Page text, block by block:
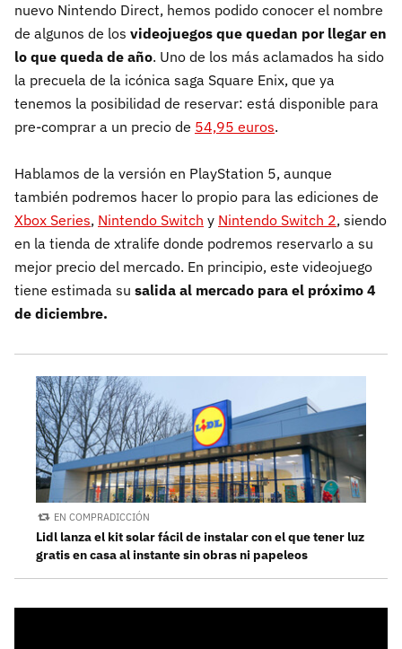
nuevo Nintendo Direct, hemos podido conocer el nombre
de algunos de los videojuegos que quedan por llegar en
lo que queda de año. Uno de los más aclamados ha sido
la precuela de la icónica saga Square Enix, que ya
tenemos la posibilidad de reservar: está disponible para
pre-comprar a un precio de 54,95 euros.
Hablamos de la versión en PlayStation 5, aunque
también podremos hacer lo propio para las ediciones de
Xbox Series, Nintendo Switch y Nintendo Switch 2, siendo
en la tienda de xtralife donde podremos reservarlo a su
mejor precio del mercado. En principio, este videojuego
tiene estimada su salida al mercado para el próximo 4
de diciembre.
EN COMPRADICCIÓN
Lidl lanza el kit solar fácil de instalar con el que tener luz
gratis en casa al instante sin obras ni papeleos